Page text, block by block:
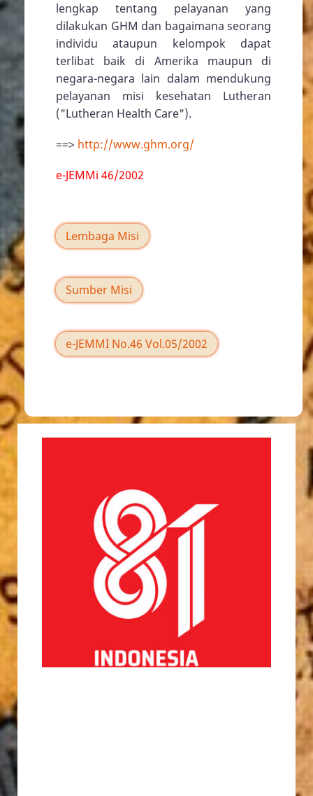
lengkap tentang pelayanan yang
dilakukan GHM dan bagaimana seorang
individu ataupun kelompok dapat
terlibat baik di Amerika maupun di
negara-negara lain dalam mendukung
pelayanan misi kesehatan Lutheran
("Lutheran Health Care").
==> http://www.ghm.org/
e-JEMMi 46/2002
Lembaga Misi
Sumber Misi
e-JEMMI No.46 Vol.05/2002